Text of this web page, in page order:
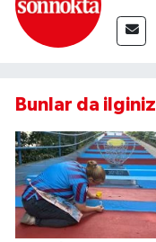
Bunlar da